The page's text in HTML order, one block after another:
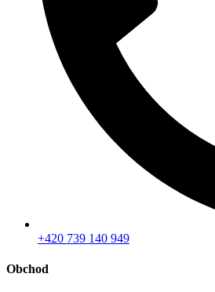
+420 739 140 949
Obchod